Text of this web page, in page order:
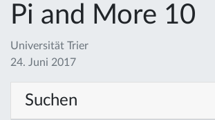
Pi and More 10
Universität Trier
24. Juni 2017
Suchen